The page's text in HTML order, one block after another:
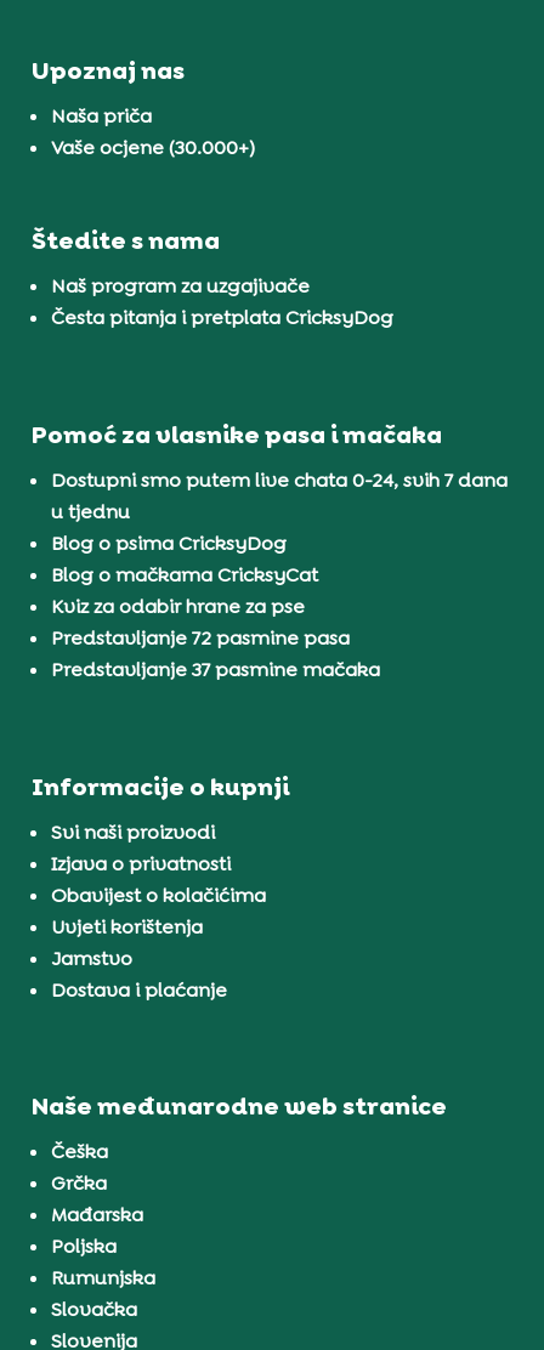
Upoznaj nas
Naša priča
Vaše ocjene (30.000+)
Štedite s nama
Naš program za uzgajivače
Česta pitanja i pretplata CricksyDog
Pomoć za vlasnike pasa i mačaka
Dostupni smo putem live chata 0-24, svih 7 dana
u tjednu
Blog o psima CricksyDog
Blog o mačkama CricksyCat
Kviz za odabir hrane za pse
Predstavljanje 72 pasmine pasa
Predstavljanje 37 pasmine mačaka
Informacije o kupnji
Svi naši proizvodi
Izjava o privatnosti
Obavijest o kolačićima
Uvjeti korištenja
Jamstvo
Dostava i plaćanje
Naše međunarodne web stranice
Češka
Grčka
Mađarska
Poljska
Rumunjska
Slovačka
Slovenija